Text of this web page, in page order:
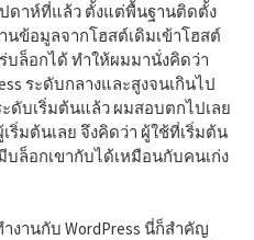
c
h
f
ดาห์ที่แล้ว ตั้งแต่พื้นฐานติดตั้ง
นข้อมูลจากโฮสต์เดิมเข้าโฮสต์
บล็อกได้ ทำให้ผมมานั่งคิดว่า
ระดับกลางและสูงจนเกินไป
ดับเริ่มต้นแล้ว ผมสอบตกไปเลย
มต้นเลย จึงคิดว่า ผู้ใช้ที่เริ่มต้น
บล็อกเขากับได้เหมือนกับคนเก่ง
งานกับ WordPress นี่ก็สำคัญ